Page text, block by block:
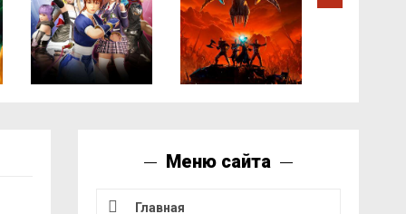
Меню сайта
Главная